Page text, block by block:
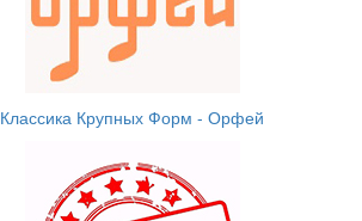
Классика Крупных Форм - Орфей